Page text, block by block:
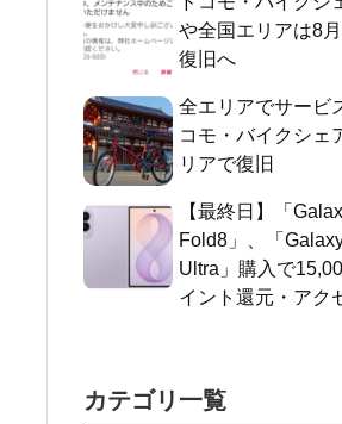
や全国エリアは8
復旧へ
全エリアでサービ
コモ・バイクシェ
リアで復旧
【最終日】「
Fold8」、「
Ultra」購入で
イント還元・アク
カテゴリ一覧